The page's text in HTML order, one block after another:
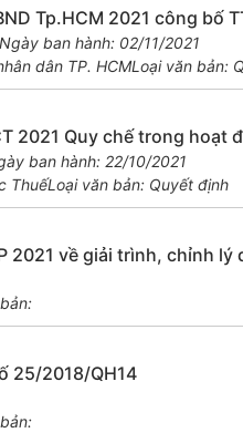
Tp.HCM 2021 công bố
ban hành: 02/11/2021
dân TP. HCMLoại văn bản:
2021 Quy chế trong hoạt
ban hành: 22/10/2021
ThuếLoại văn bản: Quyết định
2021 về giải trình, chỉnh lý
25/2018/QH14